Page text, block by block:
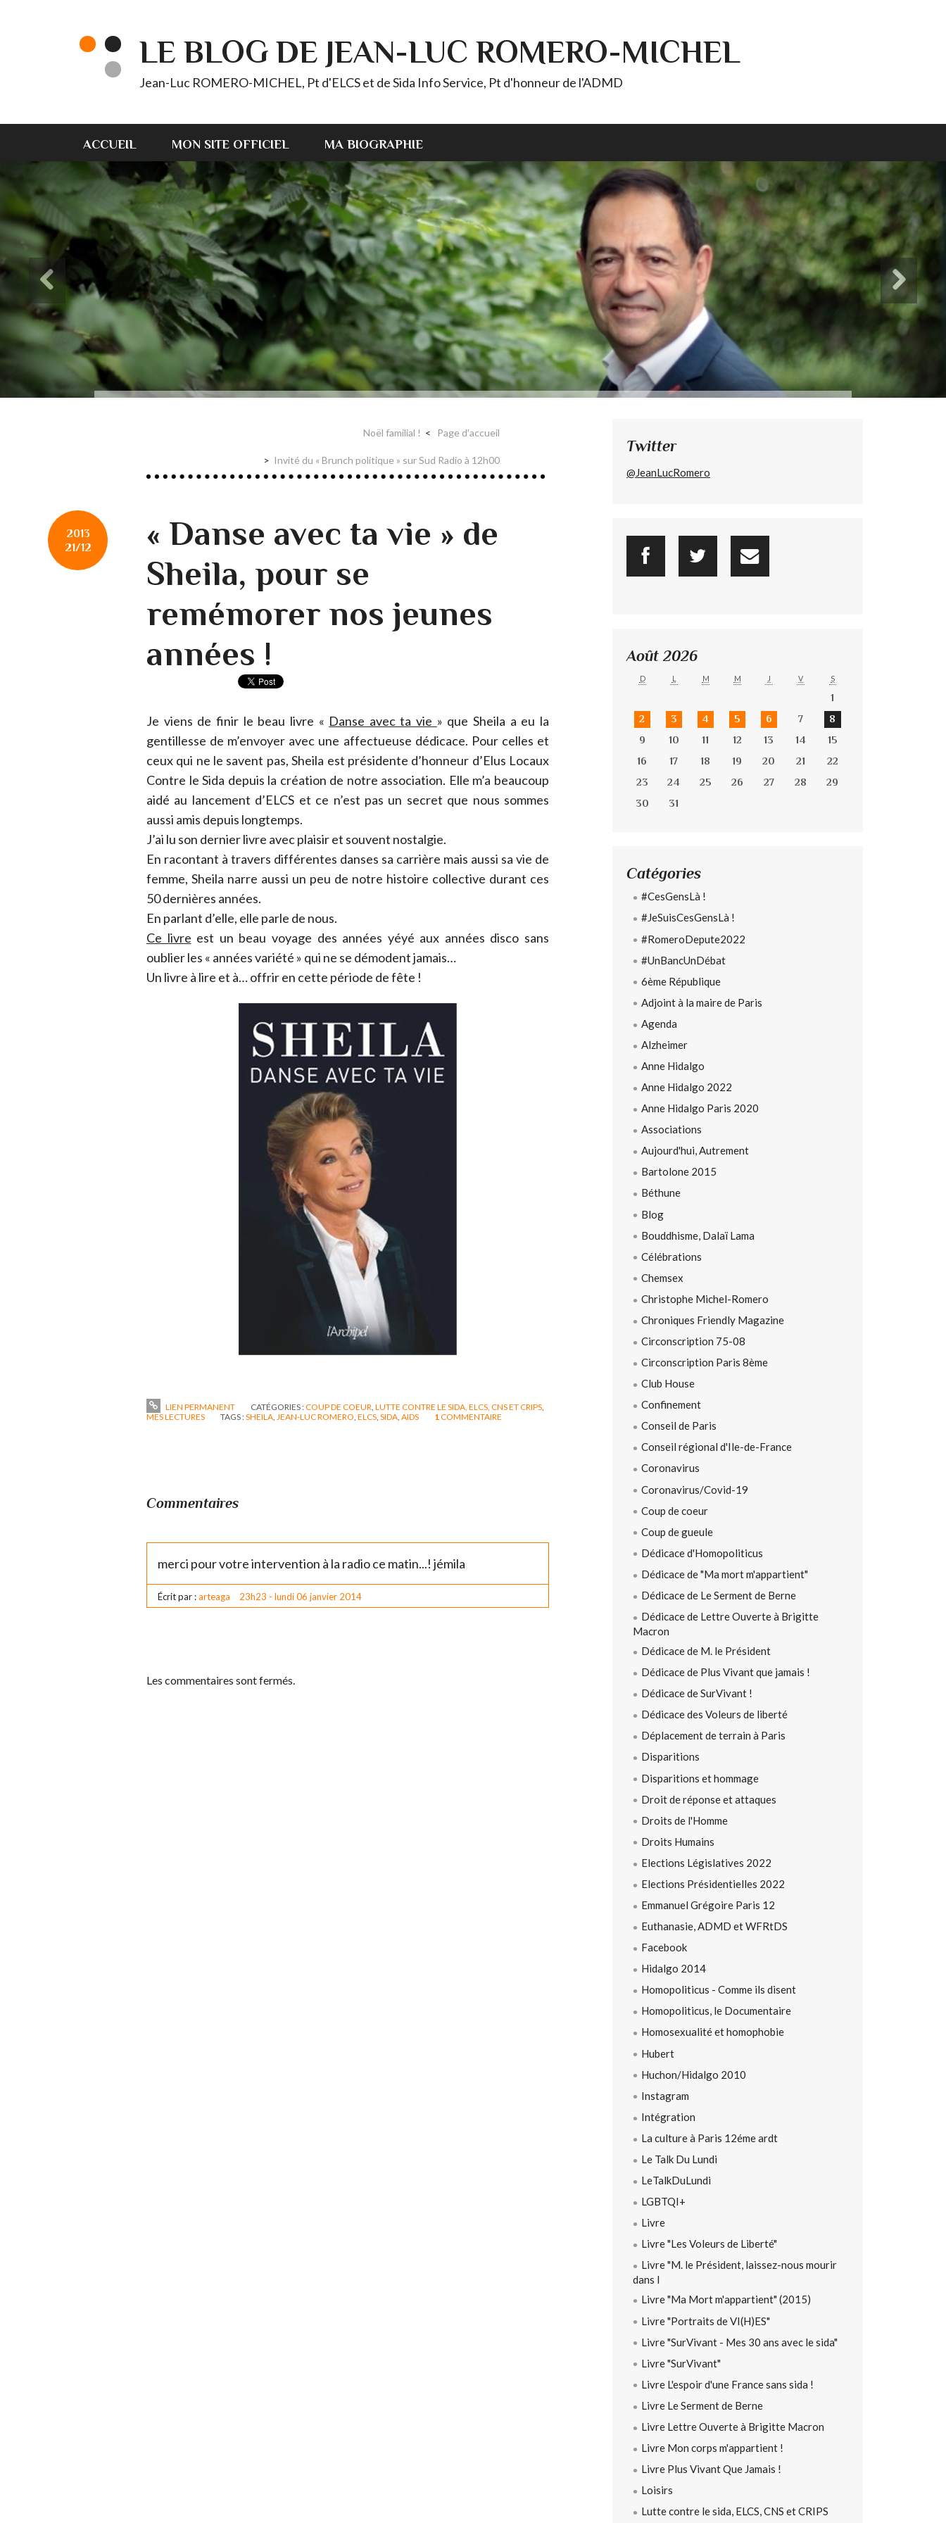
LE BLOG DE JEAN-LUC ROMERO-MICHEL
Jean-Luc ROMERO-MICHEL, Pt d'ELCS et de Sida Info Service, Pt d'honneur de l'ADMD
ACCUEIL MON SITE OFFICIEL MA BIOGRAPHIE
Noël familial ! Page d'accueil
Invité du « Brunch politique » sur Sud Radio à 12h00
2013
21/12
« Danse avec ta vie » de
Sheila, pour se
remémorer nos jeunes
années !
Je viens de finir le beau livre « Danse avec ta vie » que Sheila a eu la
gentillesse de m’envoyer avec une affectueuse dédicace. Pour celles et
ceux qui ne le savent pas, Sheila est présidente d’honneur d’Elus Locaux
Contre le Sida depuis la création de notre association. Elle m’a beaucoup
aidé au lancement d’ELCS et ce n’est pas un secret que nous sommes
aussi amis depuis longtemps.
J’ai lu son dernier livre avec plaisir et souvent nostalgie.
En racontant à travers différentes danses sa carrière mais aussi sa vie de
femme, Sheila narre aussi un peu de notre histoire collective durant ces
50 dernières années.
En parlant d’elle, elle parle de nous.
Ce livre est un beau voyage des années yéyé aux années disco sans
oublier les « années variété » qui ne se démodent jamais…
Un livre à lire et à… offrir en cette période de fête !
LIEN PERMANENT CATÉGORIES :COUP DE COEUR LUTTE CONTRE LE SIDA, ELCS, CNS ET CRIPS
MES LECTURES
TAGS :SHEILA, JEAN-LUC ROMERO, ELCS, SIDA, AIDS 1COMMENTAIRE
Commentaires
merci pour votre intervention à la radio ce matin...! jémila
Écrit par :arteaga 23h23 - lundi 06 janvier 2014
Les commentaires sont fermés.
Twitter
@JeanLucRomero
Août 2026
D L M M J V S
1
2
3 4 5 6 7
8
9
10 11 12 13 14
15
16
17 18 19 20 21
22
23
24 25 26 27 28
29
30
31
Catégories
#CesGensLà !
#JeSuisCesGensLà !
#RomeroDepute2022
#UnBancUnDébat
6ème République
Adjoint à la maire de Paris
Agenda
Alzheimer
Anne Hidalgo
Anne Hidalgo 2022
Anne Hidalgo Paris 2020
Associations
Aujourd'hui, Autrement
Bartolone 2015
Béthune
Blog
Bouddhisme, Dalaï Lama
Célébrations
Chemsex
Christophe Michel-Romero
Chroniques Friendly Magazine
Circonscription 75-08
Circonscription Paris 8ème
Club House
Confinement
Conseil de Paris
Conseil régional d'Ile-de-France
Coronavirus
Coronavirus/Covid-19
Coup de coeur
Coup de gueule
Dédicace d'Homopoliticus
Dédicace de "Ma mort m'appartient"
Dédicace de Le Serment de Berne
Dédicace de Lettre Ouverte à Brigitte
Macron
Dédicace de M. le Président
Dédicace de Plus Vivant que jamais !
Dédicace de SurVivant !
Dédicace des Voleurs de liberté
Déplacement de terrain à Paris
Disparitions
Disparitions et hommage
Droit de réponse et attaques
Droits de l'Homme
Droits Humains
Elections Législatives 2022
Elections Présidentielles 2022
Emmanuel Grégoire Paris 12
Euthanasie, ADMD et WFRtDS
Facebook
Hidalgo 2014
Homopoliticus - Comme ils disent
Homopoliticus, le Documentaire
Homosexualité et homophobie
Hubert
Huchon/Hidalgo 2010
Instagram
Intégration
La culture à Paris 12éme ardt
Le Talk Du Lundi
LeTalkDuLundi
LGBTQI+
Livre
Livre "Les Voleurs de Liberté"
Livre "M. le Président, laissez-nous mourir
dans l
Livre "Ma Mort m'appartient" (2015)
Livre "Portraits de VI(H)ES"
Livre "SurVivant - Mes 30 ans avec le sida"
Livre "SurVivant"
Livre L'espoir d'une France sans sida !
Livre Le Serment de Berne
Livre Lettre Ouverte à Brigitte Macron
Livre Mon corps m'appartient !
Livre Plus Vivant Que Jamais !
Loisirs
Lutte contre le sida, ELCS, CNS et CRIPS